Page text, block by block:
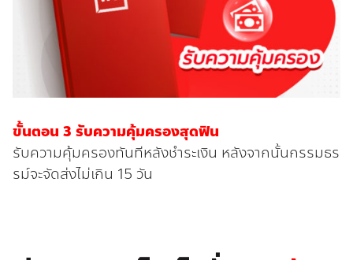
ขั้นตอน 3 รับความคุ้มครองสุดฟิน
รับความคุ้มครองทันทีหลังชำระเงิน หลังจากนั้นกรรมธร
รม์จะจัดส่งไม่เกิน 15 วัน